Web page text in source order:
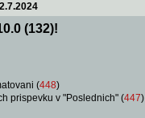
(132)!
(448)
prispevku v "Poslednich" (447)